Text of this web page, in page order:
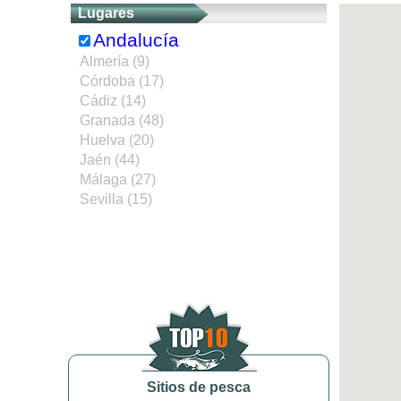
Lugares
Andalucía
Almería (9)
Córdoba (17)
Cádiz (14)
Granada (48)
Huelva (20)
Jaén (44)
Málaga (27)
Sevilla (15)
Sitios de pesca